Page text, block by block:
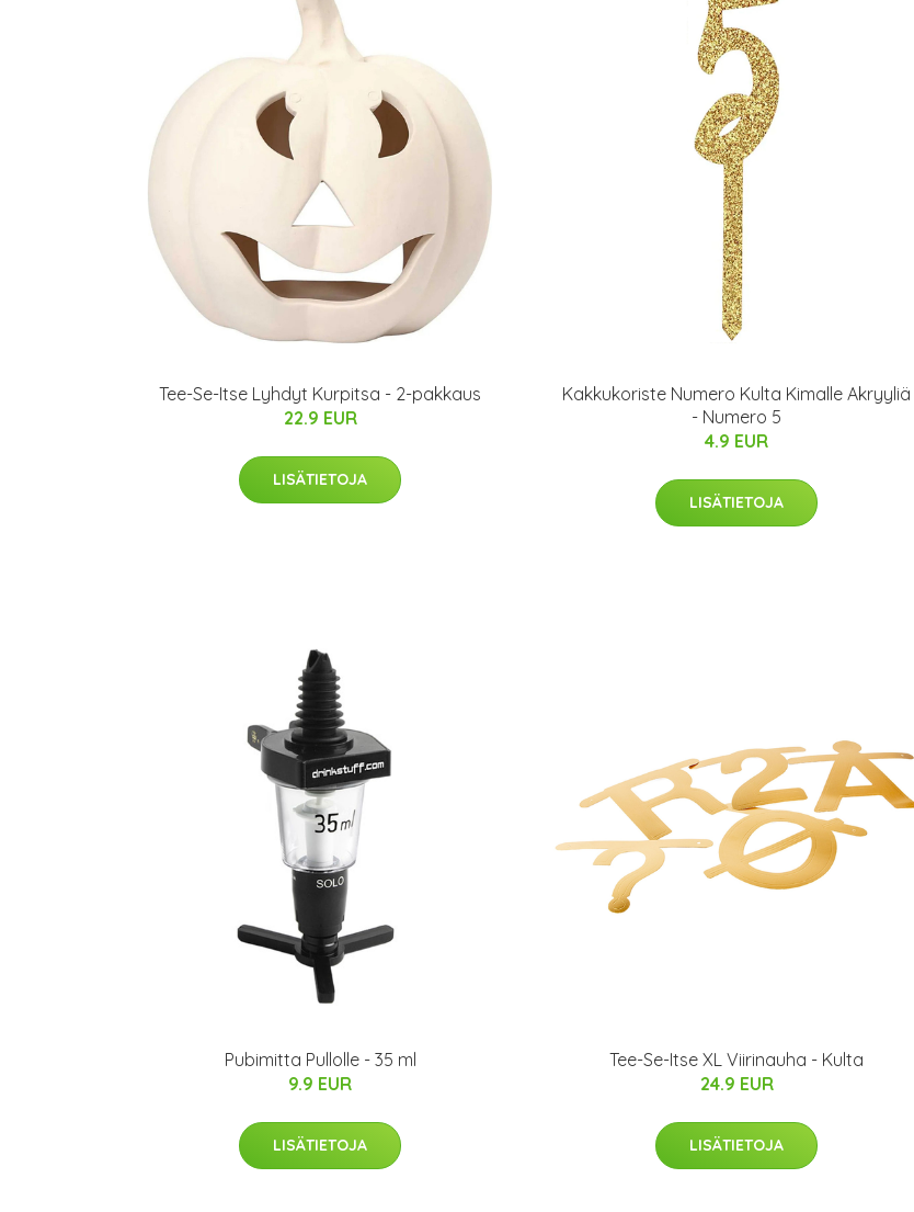
Tee-Se-Itse Lyhdyt Kurpitsa - 2-pakkaus
22.9 EUR
LISÄTIETOJA
Kakkukoriste Numero Kulta Kimalle Akryyliä
- Numero 5
4.9 EUR
LISÄTIETOJA
Pubimitta Pullolle - 35 ml
9.9 EUR
LISÄTIETOJA
Tee-Se-Itse XL Viirinauha - Kulta
24.9 EUR
LISÄTIETOJA